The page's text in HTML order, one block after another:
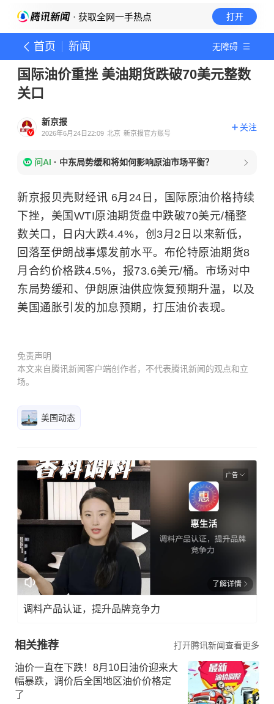
· 获取全网一手热点 打开
首页 新闻 无障碍
国际油价重挫 美油期货跌破70美元整数
关口
新京报
2026年6月24日22:09 北京 新京报官方账号
关注
问AI · 中东局势缓和将如何影响原油市场平衡？
新京报贝壳财经讯 6月24日，国际原油价格持续
下挫，美国WTI原油期货盘中跌破70美元/桶整
数关口，日内大跌4.4%，创3月2日以来新低，
回落至伊朗战事爆发前水平。布伦特原油期货8
月合约价格跌4.5%，报73.6美元/桶。市场对中
东局势缓和、伊朗原油供应恢复预期升温，以及
美国通胀引发的加息预期，打压油价表现。
免责声明
本文来自腾讯新闻客户端创作者，不代表腾讯新闻的观点和立
场。
美国动态
广告
了解详情
调料产品认证，提升品牌竞争力
相关推荐 打开腾讯新闻查看更多
油价一直在下跌！8月10日油价迎来大
幅暴跌，调价后全国地区油价价格定
了